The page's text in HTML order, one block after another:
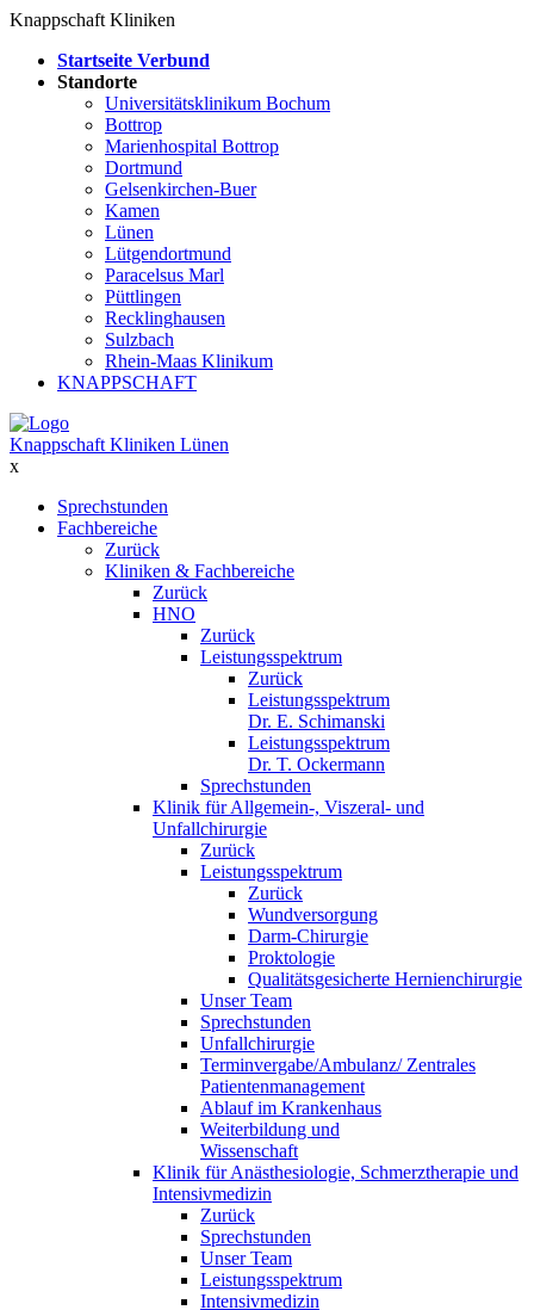
Knappschaft Kliniken
Startseite Verbund
Standorte
Universitätsklinikum Bochum
Bottrop
Marienhospital Bottrop
Dortmund
Gelsenkirchen-Buer
Kamen
Lünen
Lütgendortmund
Paracelsus Marl
Püttlingen
Recklinghausen
Sulzbach
Rhein-Maas Klinikum
KNAPPSCHAFT
Knappschaft Kliniken Lünen
x
Sprechstunden
Fachbereiche
Zurück
Kliniken & Fachbereiche
Zurück
HNO
Zurück
Leistungsspektrum
Zurück
Leistungsspektrum
Dr. E. Schimanski
Leistungsspektrum
Dr. T. Ockermann
Sprechstunden
Klinik für Allgemein-, Viszeral- und
Unfallchirurgie
Zurück
Leistungsspektrum
Zurück
Wundversorgung
Darm-Chirurgie
Proktologie
Qualitätsgesicherte Hernienchirurgie
Unser Team
Sprechstunden
Unfallchirurgie
Terminvergabe/Ambulanz/ Zentrales
Patientenmanagement
Ablauf im Krankenhaus
Weiterbildung und
Wissenschaft
Klinik für Anästhesiologie, Schmerztherapie und
Intensivmedizin
Zurück
Sprechstunden
Unser Team
Leistungsspektrum
Intensivmedizin